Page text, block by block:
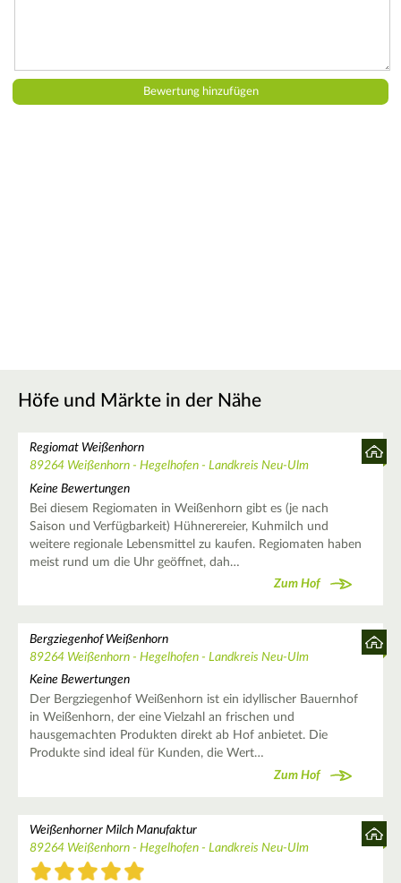
Höfe und Märkte in der Nähe
Regiomat Weißenhorn
89264 Weißenhorn - Hegelhofen - Landkreis Neu-Ulm
Keine Bewertungen
Bei diesem Regiomaten in Weißenhorn gibt es (je nach
Saison und Verfügbarkeit) Hühnerereier, Kuhmilch und
weitere regionale Lebensmittel zu kaufen. Regiomaten haben
meist rund um die Uhr geöffnet, dah…
Zum Hof
Bergziegenhof Weißenhorn
89264 Weißenhorn - Hegelhofen - Landkreis Neu-Ulm
Keine Bewertungen
Der Bergziegenhof Weißenhorn ist ein idyllischer Bauernhof
in Weißenhorn, der eine Vielzahl an frischen und
hausgemachten Produkten direkt ab Hof anbietet. Die
Produkte sind ideal für Kunden, die Wert…
Zum Hof
Weißenhorner Milch Manufaktur
89264 Weißenhorn - Hegelhofen - Landkreis Neu-Ulm